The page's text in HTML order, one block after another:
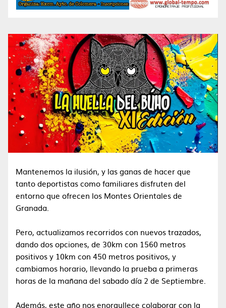
Mantenemos la ilusión, y las ganas de hacer que
tanto deportistas como familiares disfruten del
entorno que ofrecen los Montes Orientales de
Granada.
Pero, actualizamos recorridos con nuevos trazados,
dando dos opciones, de 30km con 1560 metros
positivos y 10km con 450 metros positivos, y
cambiamos horario, llevando la prueba a primeras
horas de la mañana del sabado día 2 de Septiembre.
Además, este año nos enorgullece colaborar con la